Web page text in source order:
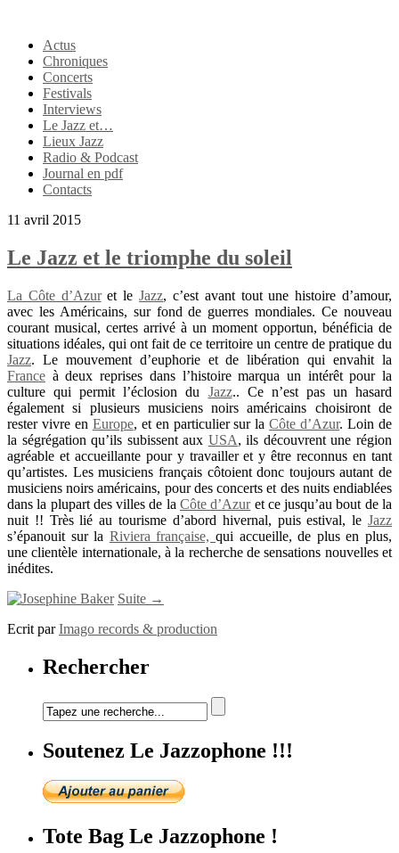
Actus
Chroniques
Concerts
Festivals
Interviews
Le Jazz et…
Lieux Jazz
Radio & Podcast
Journal en pdf
Contacts
11 avril 2015
Le Jazz et le triomphe du soleil
La Côte d’Azuret leJazz, c’est avant tout une histoire d’amour,
avec les Américains, sur fond de guerres mondiales. Ce nouveau
courant musical, certes arrivé à un moment opportun, bénéficia de
situations idéales, qui ont fait de ce territoire un centre de pratique du
Jazz. Le mouvement d’euphorie et de libération qui envahit la
France à deux reprises dans l’histoire marqua un intérêt pour la
culture qui permit l’éclosion du Jazz.. Ce n’est pas un hasard
également si plusieurs musiciens noirs américains choisiront de
rester vivre en Europe, et en particulier sur laCôte d’Azur. Loin de
la ségrégation qu’ils subissent aux USA, ils découvrent une région
agréable et accueillante pour y travailler et y être reconnus en tant
qu’artistes. Les musiciens français côtoient donc toujours autant de
musiciens noirs américains, pour des concerts et des nuits endiablées
dans la plupart des villes de la Côte d’Azuret ce jusqu’au bout de la
nuit !! Très lié au tourisme d’abord hivernal, puis estival, le Jazz
s’épanouit sur la Riviera française,qui accueille, de plus en plus,
une clientèle internationale, à la recherche de sensations nouvelles et
inédites.
Suite →
Ecrit parImago records & production
Rechercher
Soutenez Le Jazzophone !!!
Tote Bag Le Jazzophone !